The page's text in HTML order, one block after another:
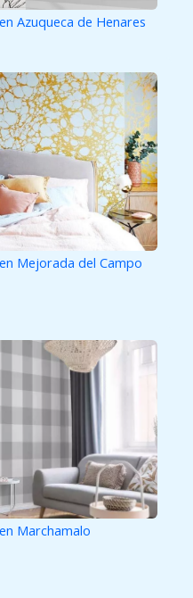
Azuqueca de Henares
Mejorada del Campo
Marchamalo